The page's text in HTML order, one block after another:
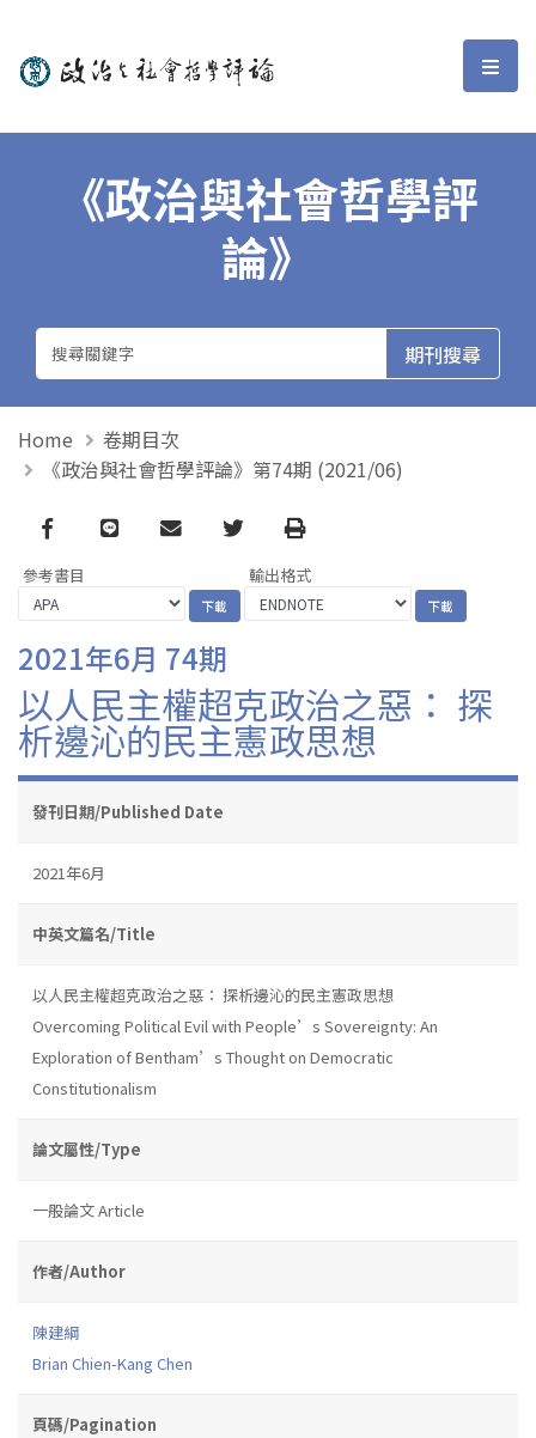
政治與社會哲學評論 選
《政治與社會哲學評
論》
Home
卷期目次
《政治與社會哲學評論》第74期 (2021/06)
Facebook
line email TwitterPrint
參考書目 輸出格式
2021年6月 74期
以人民主權超克政治之惡： 探
析邊沁的民主憲政思想
發刊日期/Published Date
2021年6月
中英文篇名/Title
以人民主權超克政治之惡： 探析邊沁的民主憲政思想
Overcoming Political Evil with People’s Sovereignty: An
Exploration of Bentham’s Thought on Democratic
Constitutionalism
論文屬性/Type
一般論文 Article
作者/Author
陳建綱
Brian Chien-Kang Chen
頁碼/Pagination